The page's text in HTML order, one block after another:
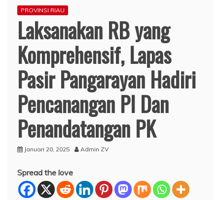
PROVINSI RIAU
Laksanakan RB yang
Komprehensif, Lapas
Pasir Pangarayan Hadiri
Pencanangan PI Dan
Penandatangan PK
Januari 20, 2025 Admin ZV
Spread the love